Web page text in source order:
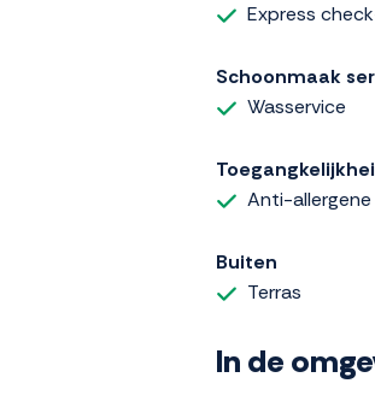
Express
Schoonmaak
Wasservice
Anti-allergene
Buiten
Terras
In de